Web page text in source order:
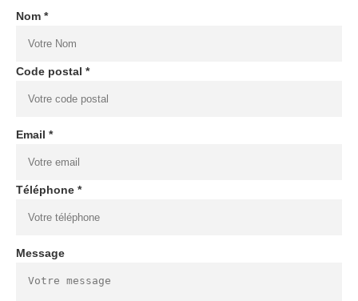
Nom *
Code postal *
Email *
Téléphone *
Message